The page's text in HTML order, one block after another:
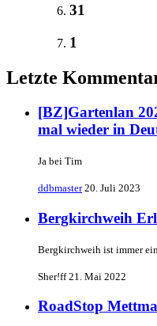
31
1
Letzte
[BZ]Gartenlan
mal wieder in
Ja bei Tim
ddbmaster 20. Juli 2023
Bergkirchweih
Bergkirchweih ist immer
Sher!ff21. Mai 2022
RoadStop